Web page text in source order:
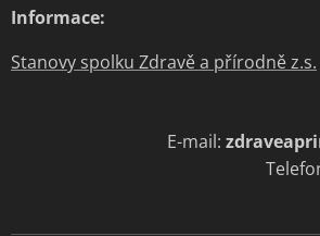
Informace:
Stanovy spolku Zdravě a přírodně z.s.
E-mail: